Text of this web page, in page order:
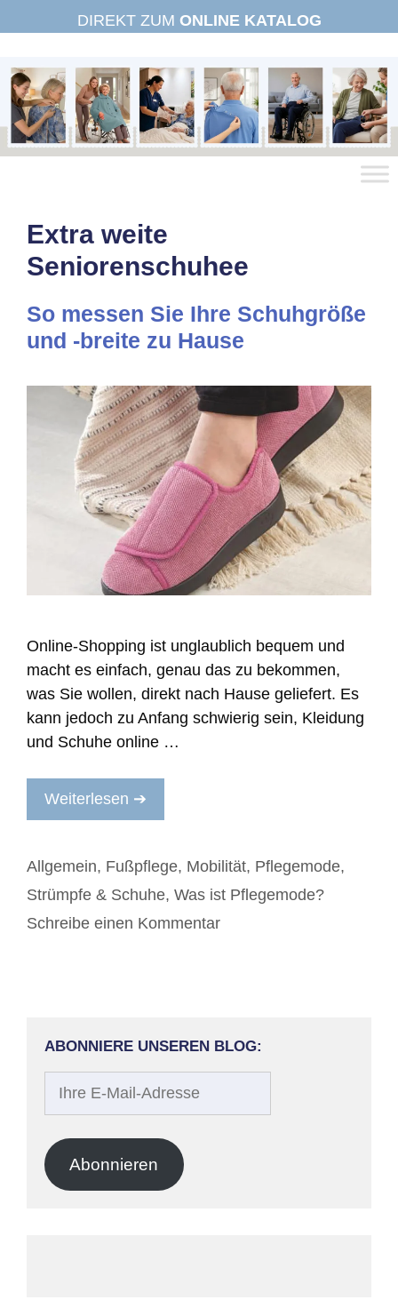
Inhalt
DIREKT ZUM ONLINE KATALOG
Extra weite
Seniorenschuhee
So messen Sie Ihre Schuhgröße
und -breite zu Hause
Online-Shopping ist unglaublich bequem und
macht es einfach, genau das zu bekommen,
was Sie wollen, direkt nach Hause geliefert. Es
kann jedoch zu Anfang schwierig sein, Kleidung
und Schuhe online …
Weiterlesen ➔
Kategorien
Allgemein, Fußpflege, Mobilität, Pflegemode,
Strümpfe & Schuhe, Was ist Pflegemode?
Schreibe einen Kommentar
ABONNIERE UNSEREN BLOG:
Adresse
Abonnieren